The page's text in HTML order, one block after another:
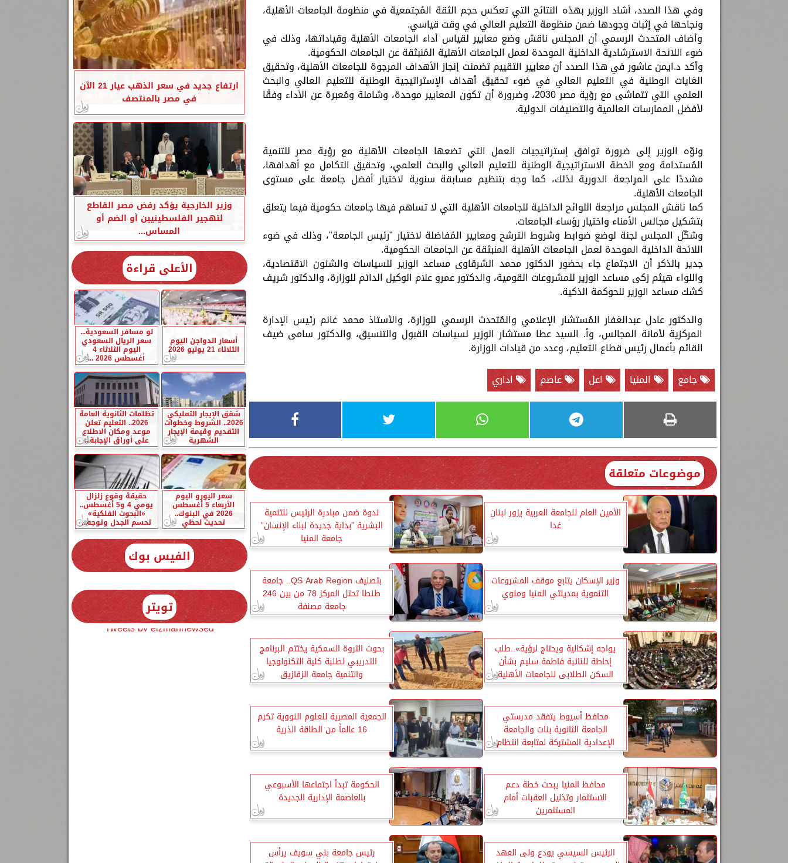
وفي هذا الصدد، أشاد الوزير بهذه النتائج التي تعكس حجم الثقة المُجتمعية في منظومة الجامعات الأهلية،
ونجاحها في إثبات وجودها ضمن منظومة التعليم العالي في وقت قياسي.
وأضاف المتحدث الرسمي أن المجلس ناقش وضع معايير لقياس أداء الجامعات الأهلية وقياداتها، وذلك في
ضوء اللائحة الاسترشادية الداخلية الموحدة لعمل الجامعات الأهلية المُنبثقة عن الجامعات الحكومية.
وأكد د.ايمن عاشور في هذا الصدد أن معايير التقييم تضمنت إنجاز الأهداف المرجوة للجامعات الأهلية، وتحقيق
الغايات الوطنية في التعليم العالي في ضوء تحقيق أهداف الإستراتيجية الوطنية للتعليم العالي والبحث
العلمي التي تتماشى مع رؤية مصر 2030، وضرورة أن تكون المعايير موحدة، وشاملة ومُعبرة عن الأداء وفقًا
لأفضل الممارسات العالمية والتصنيفات الدولية.
ونوّه الوزير إلى ضرورة توافق إستراتيجيات العمل التي تضعها الجامعات الأهلية مع رؤية مصر للتنمية
المُستدامة ومع الخطة الاستراتيجية الوطنية للتعليم العالي والبحث العلمي، وتحقيق التكامل مع أهدافها،
مشددًا على المراجعة الدورية لذلك، كما وجه بتنظيم مسابقة سنوية لاختيار أفضل جامعة على مستوى
الجامعات الأهلية.
كما ناقش المجلس مراجعة اللوائح الداخلية للجامعات الأهلية التي لا تساهم فيها جامعات حكومية فيما يتعلق
بتشكيل مجالس الأمناء واختيار رؤساء الجامعات.
وشكّل المجلس لجنة لوضع ضوابط وشروط الترشح ومعايير المُفاضلة لاختيار "رئيس الجامعة"، وذلك في ضوء
اللائحة الداخلية الموحدة لعمل الجامعات الأهلية المنبثقة عن الجامعات الحكومية.
جدير بالذكر أن الاجتماع جاء بحضور الدكتور محمد الشرقاوى مساعد الوزير للسياسات والشئون الاقتصادية،
واللواء هيثم زكى مساعد الوزير للمشروعات القومية، والدكتور عمرو علام الوكيل الدائم للوزارة، والدكتور شريف
كشك مساعد الوزير للحوكمة الذكية.
والدكتور عادل عبدالغفار المُستشار الإعلامي والمُتحدث الرسمي للوزارة، والأستاذ محمد غانم رئيس الإدارة
المركزية لأمانة المجالس، وأ. السيد عطا مستشار الوزير لسياسات القبول والتنسيق، والدكتور سامى ضيف
القائم بأعمال رئيس قطاع التعليم، وعدد من قيادات الوزارة.
جامع
المنيا اعل عاصم اداري
موضوعات متعلقة
الأمين العام للجامعة العربية يزور لبنان
غدا
ندوة ضمن مبادرة الرئيس للتنمية
البشرية ”بداية جديدة لبناء الإنسان”
جامعة المنيا
وزير الإسكان يتابع موقف المشروعات
التنموية بمدينتي المنيا وملوي
بتصنيف QS Arab Region.. جامعة
طنطا تحتل المركز 78 من بين 246
جامعة مصنفة
يواجه إشكالية ويحتاج لرؤية»..طلب
إحاطة للنائبة فاطمة سليم بشأن
السكن الطلابى للجامعات الأهلية
بحوث الثروة السمكية يختتم البرنامج
التدريبي لطلبة كلية التكنولوجيا
والتنمية جامعة الزقازيق
محافظ أسيوط يتفقد مدرستي
الجامعة الثانوية بنات والجامعة
الإعدادية المشتركة لمتابعة انتظام
العملية التعليمية
الجمعية المصرية للعلوم النووية تكرم
16 عالماً من الطاقة الذرية
محافظ المنيا يبحث خطة دعم
الاستثمار وتذليل العقبات أمام
المستثمرين
الحكومة تبدأ اجتماعها الأسبوعي
بالعاصمة الإدارية الجديدة
الرئيس السيسي يودع ولى العهد
رئيس جامعة بني سويف يرأس
ارتفاع جديد في سعر الذهب عيار 21 الآن
في مصر بالمنتصف
وزير الخارجية يؤكد رفض مصر القاطع
لتهجير الفلسطينيين أو الضم أو
المساس...
الأعلى قراءة
أسعار الدواجن اليوم
الثلاثاء 21 يوليو 2026
لو مسافر السعودية...
سعر الريال السعودي
اليوم الثلاثاء 4
أغسطس 2026 ...
شقق الإيجار التمليكي
2026.. الشروط وخطوات
التقديم وقيمة الإيجار
الشهرية
تظلمات الثانوية العامة
2026.. التعليم تعلن
موعد ومكان الاطلاع
على أوراق الإجابة...
سعر اليورو اليوم
الأربعاء 5 أغسطس
2026 في البنوك..
تحديث لحظي
حقيقة وقوع زلزال
يومي 4 و5 أغسطس..
«البحوث الفلكية»
تحسم الجدل وتوجه...
الفيس بوك
تويتر
Tweets by elzmannewseg